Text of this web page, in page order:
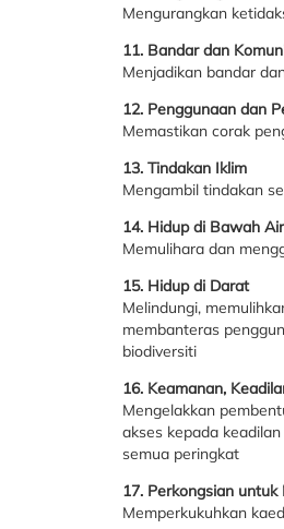
Mengurangkan
11. Bandar dan
Menjadikan bandar
12. Penggunaan dan
Memastikan corak
13. Tindakan Iklim
Mengambil tindakan
14. Hidup di Bawah Air
Memulihara dan
15. Hidup di Darat
Melindungi,
membanteras
biodiversiti
16. Keamanan,
Mengelakkan
akses kepada
semua peringkat
17. Perkongsian
Memperkukuhkan